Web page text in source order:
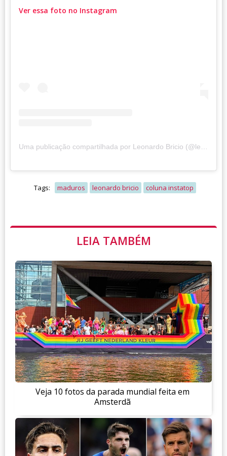
Ver essa foto no Instagram
Uma publicação compartilhada por Leonardo Bricio (@leobricio)
Tags: maduros leonardo bricio coluna instatop
LEIA TAMBÉM
Veja 10 fotos da parada mundial feita em
Amsterdã